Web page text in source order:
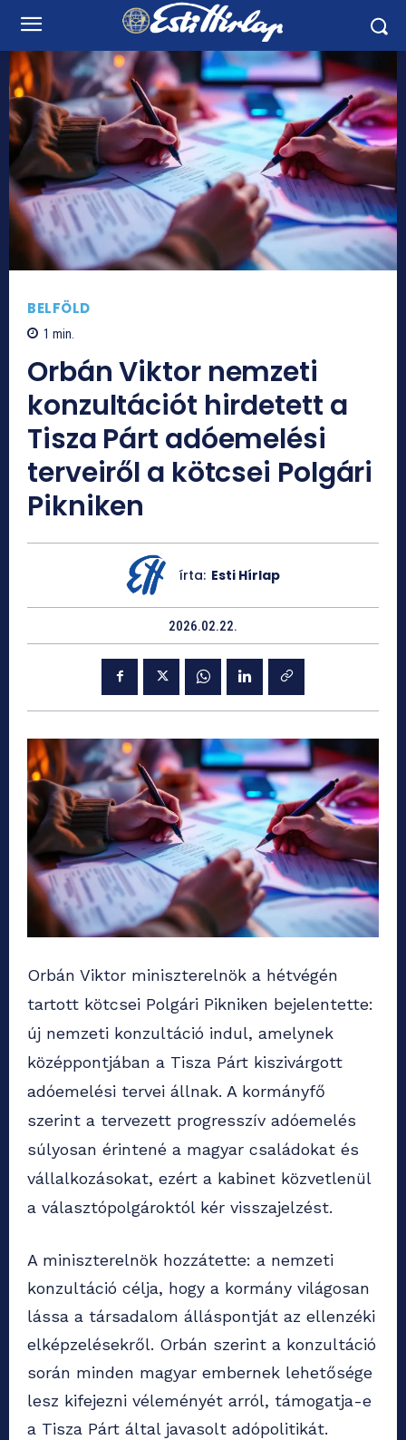
BELFÖLD
1 min.
Orbán Viktor nemzeti
konzultációt hirdetett a
Tisza Párt adóemelési
terveiről a kötcsei Polgári
Pikniken
írta: Esti Hírlap
2026.02.22.
Orbán Viktor miniszterelnök a hétvégén
tartott kötcsei Polgári Pikniken bejelentette:
új nemzeti konzultáció indul, amelynek
középpontjában a Tisza Párt kiszivárgott
adóemelési tervei állnak. A kormányfő
szerint a tervezett progresszív adóemelés
súlyosan érintené a magyar családokat és
vállalkozásokat, ezért a kabinet közvetlenül
a választópolgároktól kér visszajelzést.
A miniszterelnök hozzátette: a nemzeti
konzultáció célja, hogy a kormány világosan
lássa a társadalom álláspontját az ellenzéki
elképzelésekről. Orbán szerint a konzultáció
során minden magyar embernek lehetősége
lesz kifejezni véleményét arról, támogatja-e
a Tisza Párt által javasolt adópolitikát.